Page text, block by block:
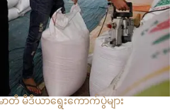
ာတီ မီဒီယာရွေးကောက်ပွဲများ